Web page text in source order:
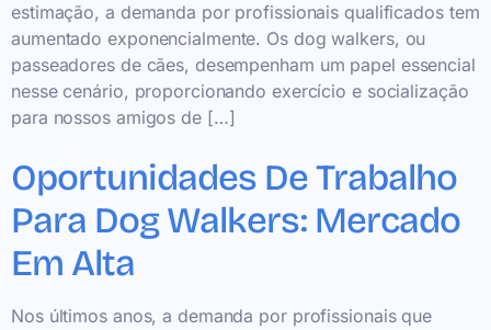
estimação, a demanda por profissionais qualificados tem
aumentado exponencialmente. Os dog walkers, ou
passeadores de cães, desempenham um papel essencial
nesse cenário, proporcionando exercício e socialização
para nossos amigos de […]
Oportunidades De Trabalho
Para Dog Walkers: Mercado
Em Alta
Nos últimos anos, a demanda por profissionais que